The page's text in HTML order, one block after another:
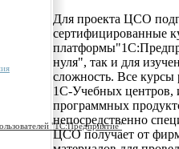
"1С:Предприятие"
Для проекта ЦСО
сертифицированные
нуля", так и для
сложность. Все курсы
1С-Учебных
программных
непосредственно
ЦСО получает от